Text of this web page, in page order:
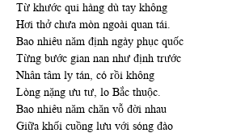
Từ khước qui hàng dù tay không
Hơi thở chưa mòn ngoài quan tái.
Bao nhiêu năm định ngày phục quốc
Từng bước gian nan như định trước
Nhân tâm ly tán, có rồi không
Lòng nặng ưu tư, lo Bắc thuộc.
Bao nhiêu năm chăn vỗ đời nhau
Giữa khối cuồng lưu với sóng đào